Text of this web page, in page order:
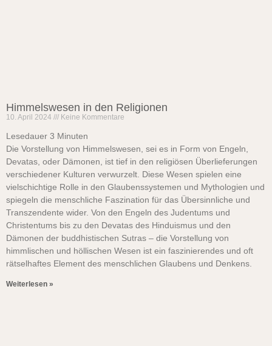
Himmelswesen in den Religionen
10. April 2024 Keine Kommentare
Lesedauer 3 Minuten
Die Vorstellung von Himmelswesen, sei es in Form von Engeln,
Devatas, oder Dämonen, ist tief in den religiösen Überlieferungen
verschiedener Kulturen verwurzelt. Diese Wesen spielen eine
vielschichtige Rolle in den Glaubenssystemen und Mythologien und
spiegeln die menschliche Faszination für das Übersinnliche und
Transzendente wider. Von den Engeln des Judentums und
Christentums bis zu den Devatas des Hinduismus und den
Dämonen der buddhistischen Sutras – die Vorstellung von
himmlischen und höllischen Wesen ist ein faszinierendes und oft
rätselhaftes Element des menschlichen Glaubens und Denkens.
Weiterlesen »